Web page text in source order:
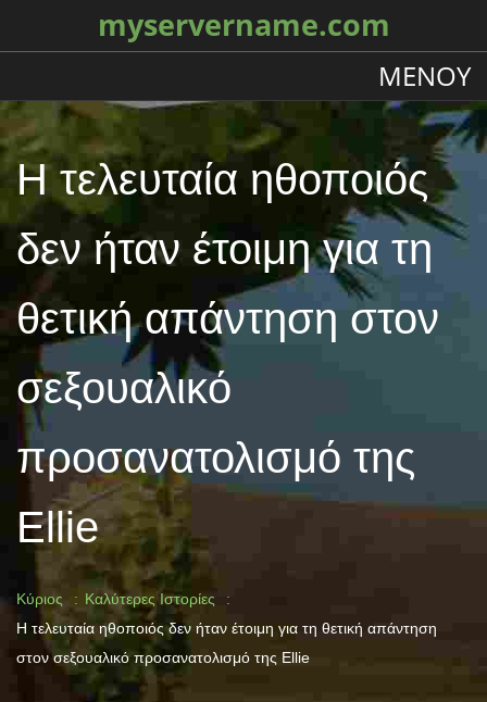
myservername.com
ΜΕΝΟΎ
Η τελευταία ηθοποιός
δεν ήταν έτοιμη για τη
θετική απάντηση στον
σεξουαλικό
προσανατολισμό της
Ellie
Κύριος
Καλύτερες Ιστορίες
Η τελευταία ηθοποιός δεν ήταν έτοιμη για τη θετική απάντηση
στον σεξουαλικό προσανατολισμό της Ellie